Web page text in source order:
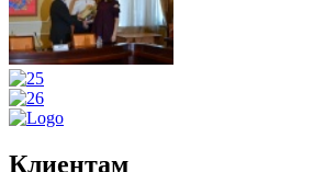
Клиентам